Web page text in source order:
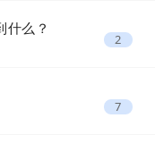
什么？
2
7